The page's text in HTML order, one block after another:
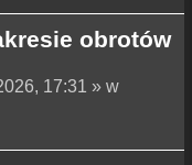
obrotów
17:31 » w